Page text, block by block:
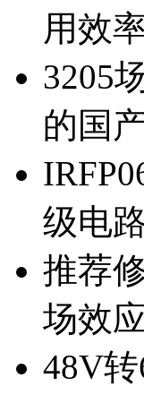
用效
3205
的国
级电
推荐
场效
48V